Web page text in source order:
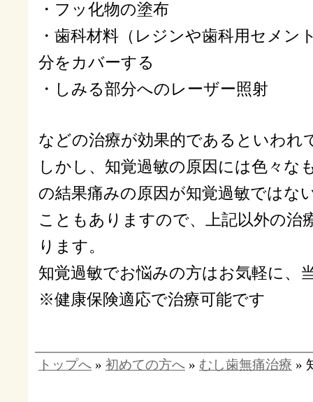
・フッ化物の塗布
・歯科材料（レジンや歯科用セメン
分をカバーする
・しみる部分へのレーザー照射
などの治療が効果的であるといわれ
しかし、知覚過敏の原因には色々な
の結果痛みの原因が知覚過敏ではな
こともありますので、上記以外の治
ります。
知覚過敏でお悩みの方はお気軽に、
※健康保険適応で治療可能です
トップへ » 初めての方へ » むし歯無痛治療 »